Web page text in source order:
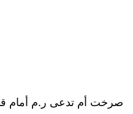
صرخت أم تدعى ر.م أمام